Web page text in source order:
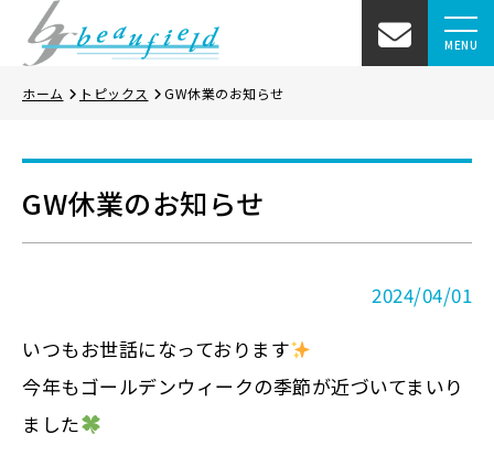
MENU
ホーム トピックス GW休業のお知らせ
GW休業のお知らせ
2024/04/01
いつもお世話になっております
今年もゴールデンウィークの季節が近づいてまいり
ました